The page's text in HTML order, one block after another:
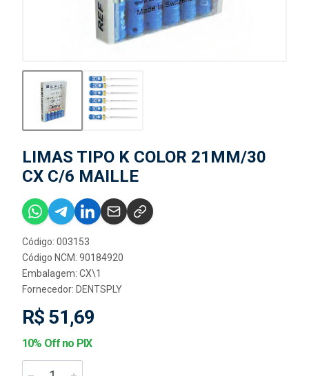
LIMAS TIPO K COLOR 21MM/30
CX C/6 MAILLE
Código: 003153
Código NCM: 90184920
Embalagem: CX\1
Fornecedor: DENTSPLY
R$ 51,69
10% Off no PIX